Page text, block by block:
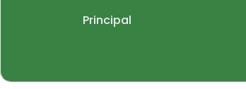
Principal